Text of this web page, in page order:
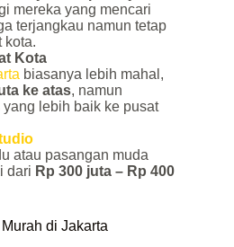
mereka yang mencari
terjangkau namun tetap
kota.
Kota
biasanya lebih mahal,
ke atas, namun
lebih baik ke pusat
atau pasangan muda
dari Rp 300 juta – Rp 400
di Jakarta